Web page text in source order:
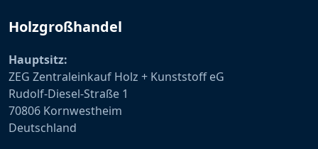
Holzgroßhandel
Hauptsitz:
ZEG Zentraleinkauf Holz + Kunststoff eG
Rudolf-Diesel-Straße 1
70806 Kornwestheim
Deutschland